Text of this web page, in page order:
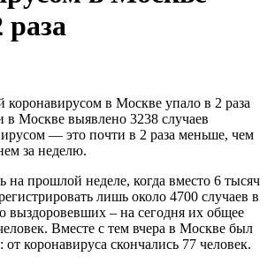
раза
в Москве выявлено 3238 случаев
— это почти в 2 раза меньше, чем
за неделю.
на прошлой неделе, когда вместо 6 тысяч
лишь около 4700 случаев в
выздоровевших – на сегодня их общее
Вместе с тем вчера в Москве был
от коронавируса скончались 77 человек.